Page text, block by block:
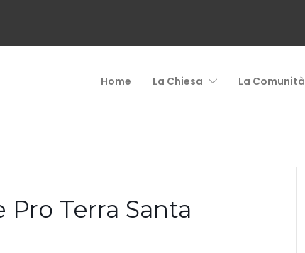
Home La Chiesa La Comunità
Terra Santa